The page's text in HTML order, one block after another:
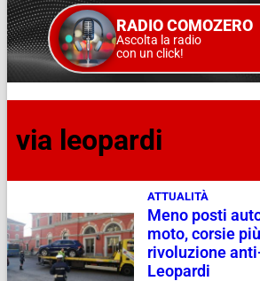
RADIO COMOZERO
Ascolta la radio
con un click!
via leopardi
ATTUALITÀ
Meno posti
moto, corsie
rivoluzione
Leopardi